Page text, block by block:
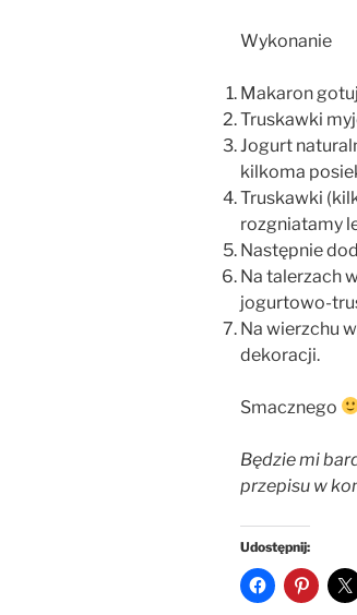
Wykonanie
Makaron
Truskawki
Jogurt
kilkoma
Truskawki
rozgniatamy
Następnie
Na talerzach
jogurtowo-
Na wierzchu
dekoracji.
Smacznego
Będzie mi
przepisu w
Udostępnij: